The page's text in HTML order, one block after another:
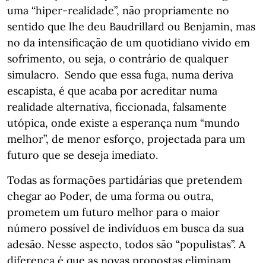
uma “hiper-realidade”, não propriamente no
sentido que lhe deu Baudrillard ou Benjamin, mas
no da intensificação de um quotidiano vivido em
sofrimento, ou seja, o contrário de qualquer
simulacro. Sendo que essa fuga, numa deriva
escapista, é que acaba por acreditar numa
realidade alternativa, ficcionada, falsamente
utópica, onde existe a esperança num “mundo
melhor”, de menor esforço, projectada para um
futuro que se deseja imediato.
Todas as formações partidárias que pretendem
chegar ao Poder, de uma forma ou outra,
prometem um futuro melhor para o maior
número possível de indivíduos em busca da sua
adesão. Nesse aspecto, todos são “populistas”. A